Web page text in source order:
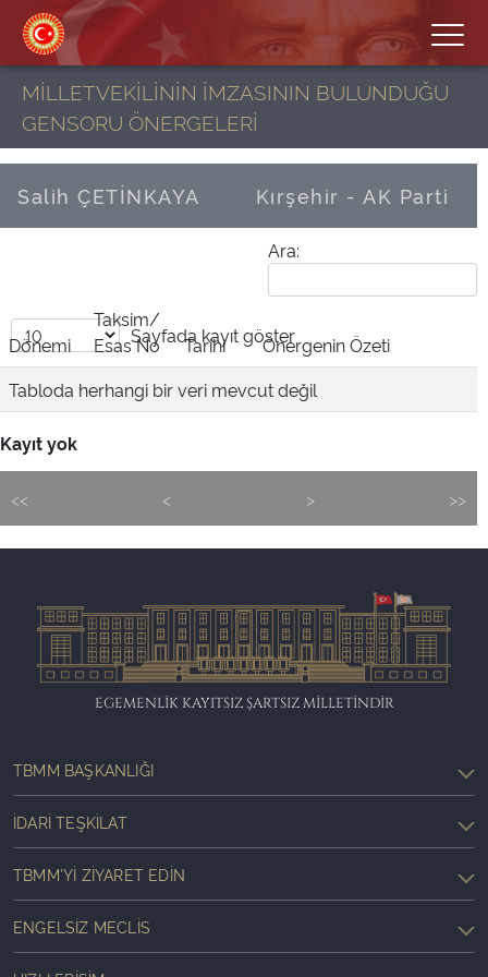
MİLLETVEKİLİNİN İMZASININ BULUNDUĞU
GENSORU ÖNERGELERİ
Salih ÇETİNKAYA Kırşehir - AK Parti
Ara:
Sayfada kayıt göster
Dönemi
Taksim/
Esas No
Tarihi
Önergenin Özeti
Tabloda herhangi bir veri mevcut değil
Kayıt yok
<< < > >>
EGEMENLİK KAYITSIZ ŞARTSIZ MİLLETİNDİR
TBMM BAŞKANLIĞI
İDARI TEŞKILAT
TBMM'YI ZIYARET EDIN
ENGELSIZ MECLIS